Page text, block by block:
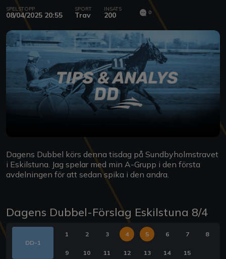
SPELSTOPP
08/04/2025 20:55
SPORT
Trav
INSATS
200 0
Dagens Dubbel körs denna tisdag på Sundbyholmstravet
i Eskilstuna. Jag spelar med min A-Grupp i den första
avdelningen för att sedan spika i den andra.
Dagens Dubbel-Förslag Eskilstuna 8/4
DD-1
1 2 3 4 5 6 7 8
9 10 11 12 13 14 15